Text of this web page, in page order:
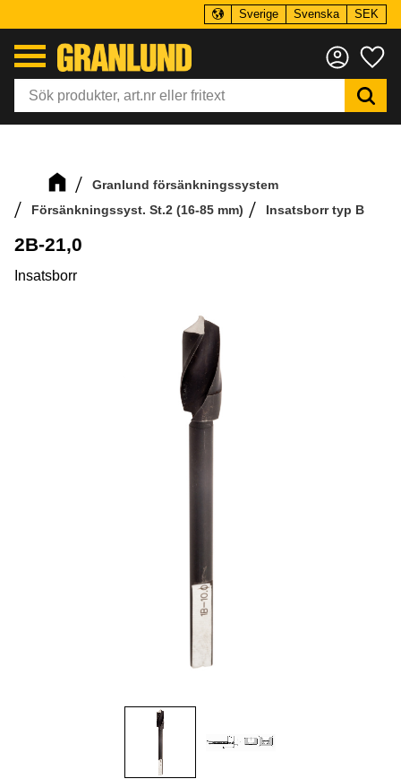
Sverige Svenska SEK
Granlund försänkningssystem
Försänkningssyst. St.2 (16-85 mm)
Insatsborr typ B
2B-21,0
Insatsborr